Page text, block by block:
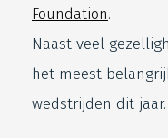
Foundation.
Naast veel
het meest
wedstrijden dit jaar.